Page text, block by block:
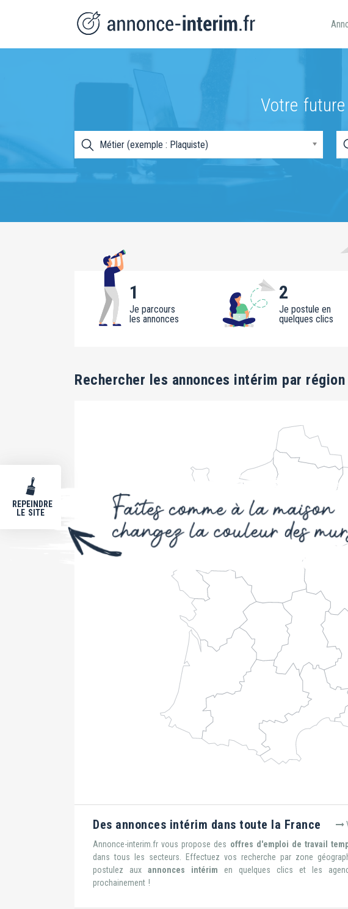
Votre
Métier (exemple : Plaquiste)
1
Je parcours
les annonces
2
Je postule en
quelques clics
Rechercher les annonces intérim par région
Des annonces intérim dans toute la France
Annonce-interim.fr vous propose des offres d'emploi de travail
dans tous les secteurs. Effectuez vos recherche par zone
postulez aux annonces intérim en quelques clics et les
prochainement !
REPEINDRE
LE SITE